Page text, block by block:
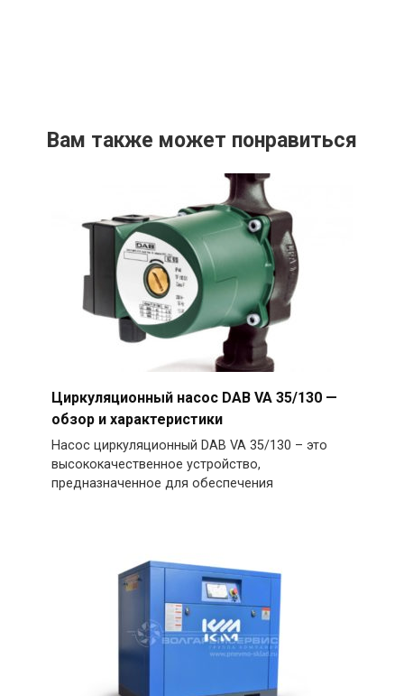
Вам также может понравиться
Циркуляционный насос DAB VA 35/130 —
обзор и характеристики
Насос циркуляционный DAB VA 35/130 – это
высококачественное устройство,
предназначенное для обеспечения